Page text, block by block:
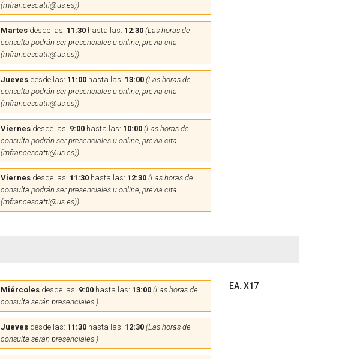
(mfrancescatti@us.es))
Martesdesde las: 11:30hasta las: 12:30 (Las horas de
consulta podrán ser presenciales u online, previa cita
(mfrancescatti@us.es))
Juevesdesde las: 11:00hasta las: 13:00 (Las horas de
consulta podrán ser presenciales u online, previa cita
(mfrancescatti@us.es))
Viernesdesde las: 9:00hasta las: 10:00 (Las horas de
consulta podrán ser presenciales u online, previa cita
(mfrancescatti@us.es))
Viernesdesde las: 11:30hasta las: 12:30 (Las horas de
consulta podrán ser presenciales u online, previa cita
(mfrancescatti@us.es))
Miércolesdesde las: 9:00hasta las: 13:00 (Las horas de
consulta serán presenciales )
Juevesdesde las: 11:30hasta las: 12:30 (Las horas de
consulta serán presenciales )
EA. X17